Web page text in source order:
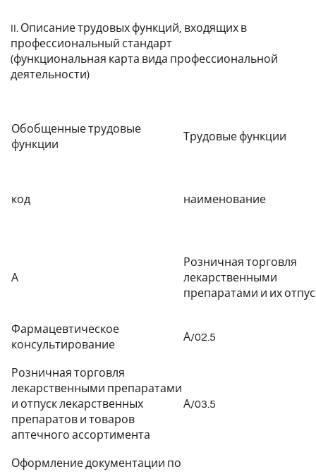
II. Описание трудовых функций, входящих в
профессиональный стандарт
(функциональная карта вида профессиональной
деятельности)
Обобщенные трудовые
функции
Трудовые функции
код наименование
А
Розничная торговля
лекарственными
препаратами и их
Фармацевтическое
консультирование
А/02.5
Розничная торговля
лекарственными препаратами
и отпуск лекарственных
препаратов и товаров
аптечного ассортимента
А/03.5
Оформление документации по